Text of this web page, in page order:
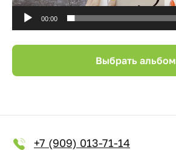
00:00
Выбрать альбом
+7 (909) 013-71-14